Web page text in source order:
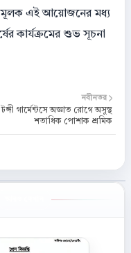
এই আয়োজনের মধ্য
কার্যক্রমের শুভ সূচনা
নবীনতর
টঙ্গী গার্মেন্টসে অজ্ঞাত রোগে অসুস্থ
শতাধিক পোশাক শ্রমিক